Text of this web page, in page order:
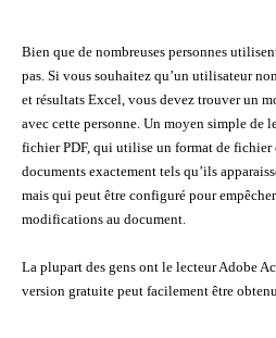
Bien que de nombreuses personnes
pas. Si vous souhaitez qu’un utilisateur
et résultats Excel, vous devez trouver un
avec cette personne. Un moyen simple de
fichier PDF, qui utilise un format de
documents exactement tels qu’ils
mais qui peut être configuré pour
modifications au document.
La plupart des gens ont le lecteur Adobe
version gratuite peut facilement être